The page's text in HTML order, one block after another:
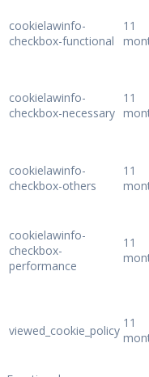
cookielawinfo-
checkbox-functional
11
cookielawinfo-
checkbox-necessary
11
cookielawinfo-
checkbox-others
11
cookielawinfo-
checkbox-
performance
11
viewed_cookie_policy
11